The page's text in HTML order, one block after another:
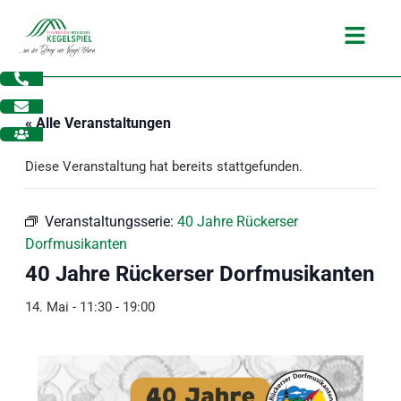
Inhalt
springen
Main
« Alle Veranstaltungen
Diese Veranstaltung hat bereits stattgefunden.
Veranstaltungsserie: 40 Jahre Rückerser
Dorfmusikanten
40 Jahre Rückerser Dorfmusikanten
14. Mai - 11:30- 19:00